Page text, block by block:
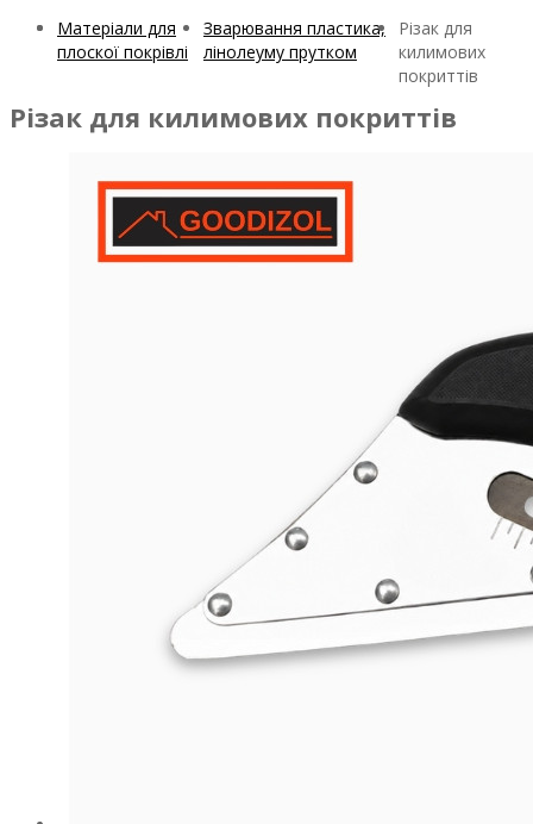
Матеріали для
плоскої покрівлі
Зварювання пластика,
лінолеуму прутком
Різак для
килимових
покриттів
Різак для килимових покриттів